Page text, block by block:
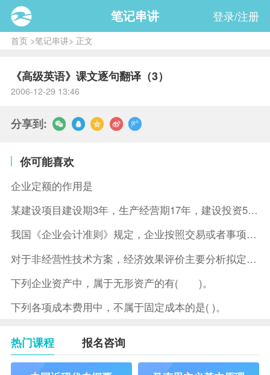
笔记串讲 登录/注册
首页>笔记串讲> 正文
《高级英语》课文逐句翻译（3）
2006-12-29 13:46
分享到:
你可能喜欢
企业定额的作用是
某建设项目建设期3年，生产经营期17年，建设投资5500万元
我国《企业会计准则》规定，企业按照交易或者事项的经济特征确定
对于非经营性技术方案，经济效果评价主要分析拟定方案的( )。
下列企业资产中，属于无形资产的有( )。
下列各项成本费用中，不属于固定成本的是( )。
热门课程 报名咨询